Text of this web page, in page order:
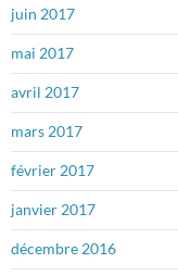
juin 2017
mai 2017
avril 2017
mars 2017
février 2017
janvier 2017
décembre 2016